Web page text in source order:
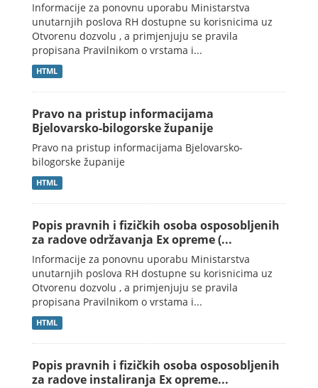
Informacije za ponovnu uporabu Ministarstva
unutarnjih poslova RH dostupne su korisnicima uz
Otvorenu dozvolu , a primjenjuju se pravila
propisana Pravilnikom o vrstama i...
HTML
Pravo na pristup informacijama
Bjelovarsko-bilogorske županije
Pravo na pristup informacijama Bjelovarsko-
bilogorske županije
HTML
Popis pravnih i fizičkih osoba osposobljenih
za radove održavanja Ex opreme (...
Informacije za ponovnu uporabu Ministarstva
unutarnjih poslova RH dostupne su korisnicima uz
Otvorenu dozvolu , a primjenjuju se pravila
propisana Pravilnikom o vrstama i...
HTML
Popis pravnih i fizičkih osoba osposobljenih
za radove instaliranja Ex opreme...